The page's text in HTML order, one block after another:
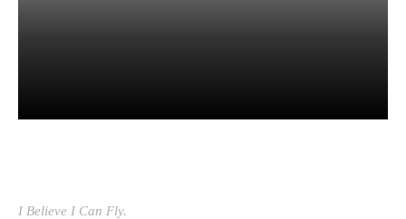
I Believe I Can Fly.